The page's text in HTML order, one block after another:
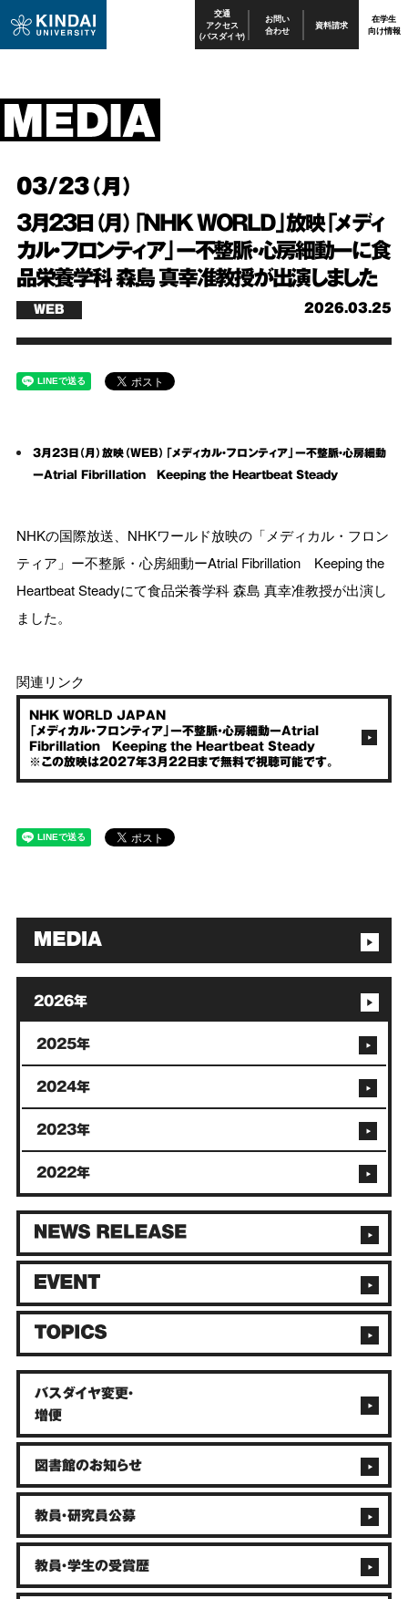
交通
アクセス
(バスダイヤ)
お問い
合わせ 資料請求 在学生
向け情報
03/23（月）
3月23日（月）「NHK WORLD」放映「メディ
カル・フロンティア」ー不整脈・心房細動ーに食
品栄養学科 森島 真幸准教授が出演しました
2026.03.25
WEB
3月23日（月）放映（WEB）「メディカル・フロンティア」ー不整脈・心房細動
ーAtrial Fibrillation Keeping the Heartbeat Steady
NHKの国際放送、NHKワールド放映の「メディカル・フロン
ティア」ー不整脈・心房細動ーAtrial Fibrillation Keeping the
Heartbeat Steadyにて食品栄養学科 森島 真幸准教授が出演し
ました。
関連リンク
NHK WORLD JAPAN
「メディカル・フロンティア」ー不整脈・心房細動ーAtrial
Fibrillation Keeping the Heartbeat Steady
※この放映は2027年3月22日まで無料で視聴可能です。
2026年
2025年
2024年
2023年
2022年
バスダイヤ変更・
増便
図書館のお知らせ
教員・研究員公募
教員・学生の受賞歴